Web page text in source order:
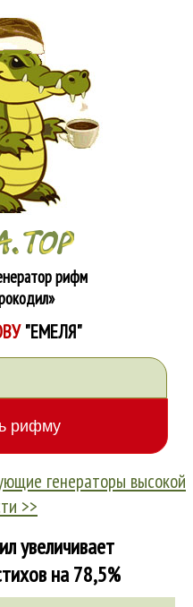
рифм
"ЕМЕЛЯ"
генераторы высокой
>>
увеличивает
на 78,5%